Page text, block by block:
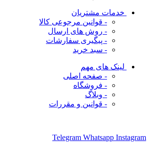
خدمات مشتریان
- قوانین مرجوعی کالا
- روش های ارسال
- پیگیری سفارشات
- سبد خرید
لینک های مهم
- صفحه اصلی
- فروشگاه
- وبلاگ
- قوانین و مقررات
Telegram Whatsapp Instagram